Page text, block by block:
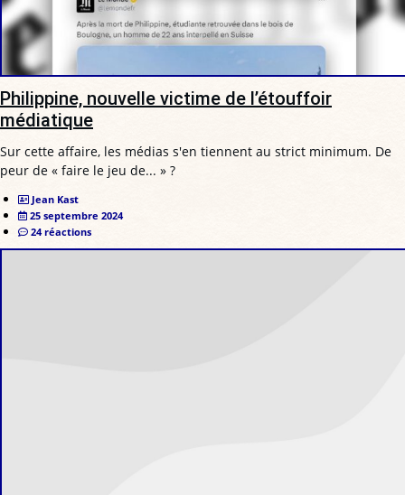
Philippine, nouvelle victime de l’étouffoir
médiatique
Sur cette affaire, les médias s'en tiennent au strict minimum. De
peur de « faire le jeu de... » ?
Jean Kast
25 septembre 2024
24 réactions